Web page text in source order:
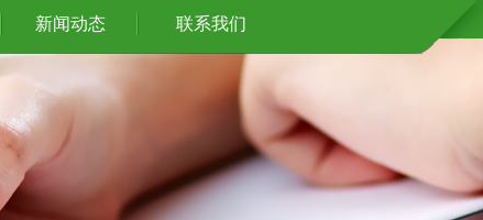
新闻动态 联系我们